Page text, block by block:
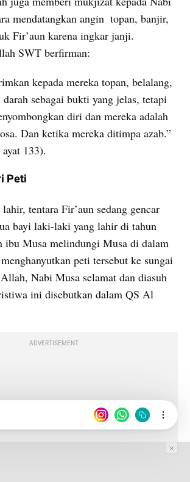
mendatangkan angin  topan, banjir,
Fir’aun karena ingkar janji.
SWT berfirman:
kepada mereka topan, belalang,
sebagai bukti yang jelas, tetapi
diri dan mereka adalah
Dan ketika mereka ditimpa azab.”
133).
Peti
tentara Fir’aun sedang gencar
bayi laki-laki yang lahir di tahun
ibu Musa melindungi Musa di dalam
peti tersebut ke sungai
Nabi Musa selamat dan diasuh
ini disebutkan dalam QS Al
ADVERTISEMENT